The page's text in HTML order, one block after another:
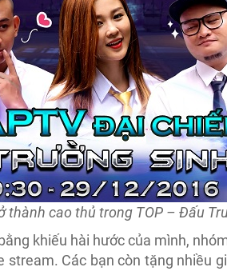
thành cao thủ trong TOP – Đấu
khiếu hài hước của mình,
stream. Các bạn còn tặng nhiều